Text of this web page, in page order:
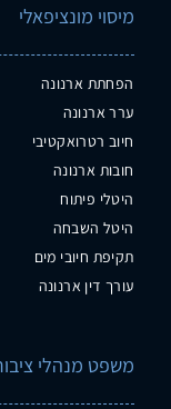
מיסוי מונציפאלי
הפחתת ארנונה
ערר ארנונה
חיוב רטרואקטיבי
חובות ארנונה
היטלי פיתוח
היטל השבחה
תקיפת חיובי מים
עורך דין ארנונה
משפט מנהלי